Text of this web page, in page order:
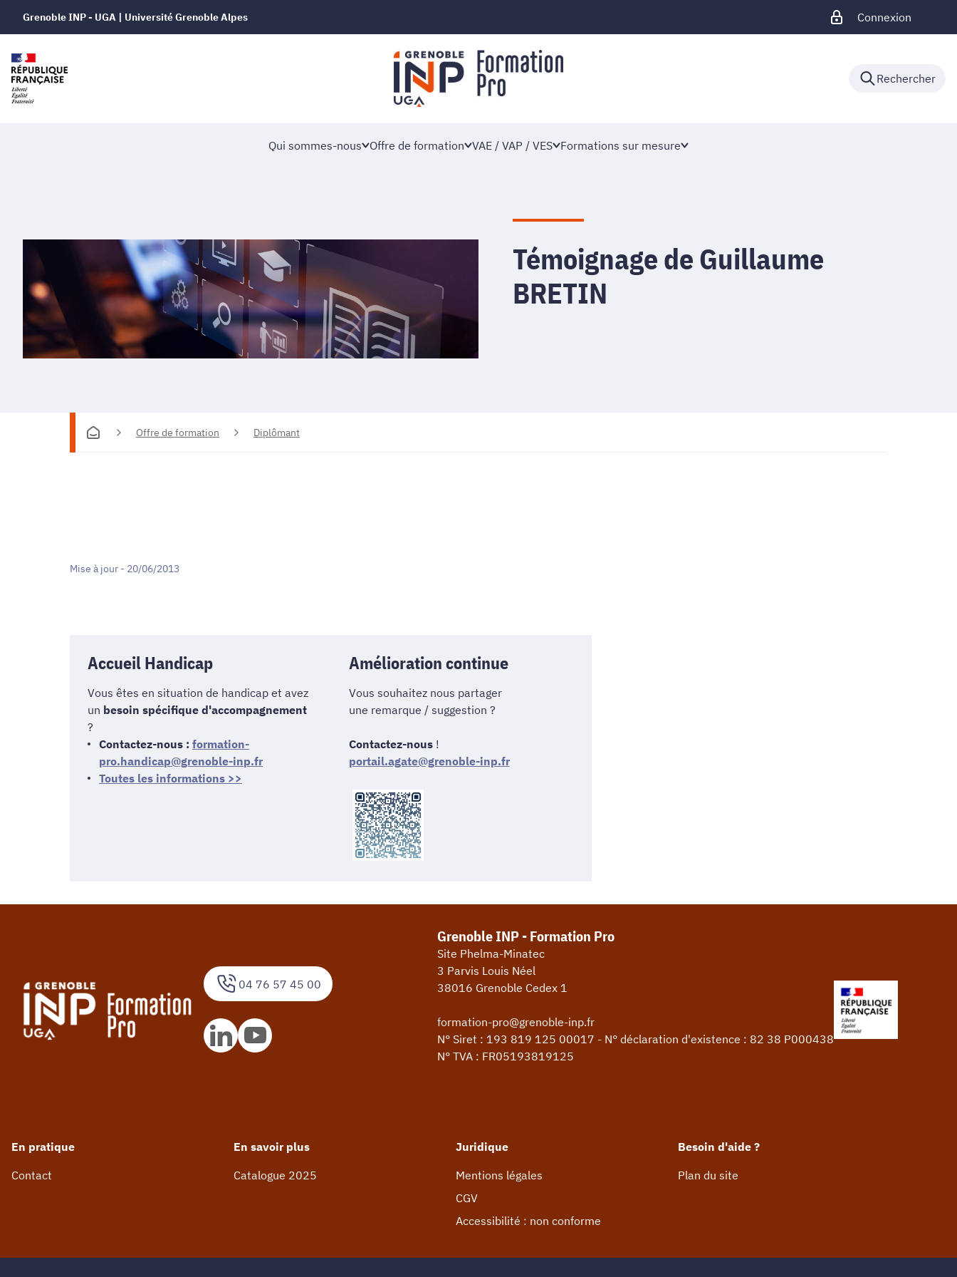
Grenoble INP - UGA | Université Grenoble Alpes Connexion
Rechercher
Qui sommes-nous Offre de formation VAE / VAP / VES Formations sur mesure
Témoignage de Guillaume
BRETIN
Offre de formation Diplômant
Mise à jour - 20/06/2013
Accueil Handicap
Vous êtes en situation de handicap et avez
un besoin spécifique d'accompagnement
?
Contactez-nous : formation-
pro.handicap@grenoble-inp.fr
Toutes les informations >>
Amélioration continue
Vous souhaitez nous partager
une remarque / suggestion ?
Contactez-nous!
portail.agate@grenoble-inp.fr
04 76 57 45 00
Grenoble INP - Formation Pro
Site Phelma-Minatec
3 Parvis Louis Néel
38016 Grenoble Cedex 1
formation-pro@grenoble-inp.fr
N° Siret : 193 819 125 00017 - N° déclaration d'existence : 82 38 P000438
N° TVA : FR05193819125
En pratique
Contact
En savoir plus
Catalogue 2025
Juridique
Mentions légales
CGV
Accessibilité : non conforme
Besoin d'aide ?
Plan du site